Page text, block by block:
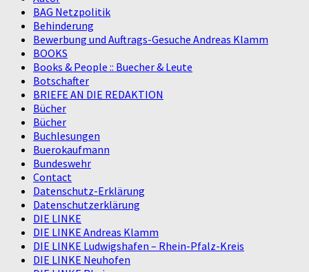
BAG Netzpolitik
Behinderung
Bewerbung und Auftrags-Gesuche Andreas Klamm
BOOKS
Books & People :: Buecher & Leute
Botschafter
BRIEFE AN DIE REDAKTION
Bücher
Bücher
Buchlesungen
Buerokaufmann
Bundeswehr
Contact
Datenschutz-Erklärung
Datenschutzerklärung
DIE LINKE
DIE LINKE Andreas Klamm
DIE LINKE Ludwigshafen – Rhein-Pfalz-Kreis
DIE LINKE Neuhofen